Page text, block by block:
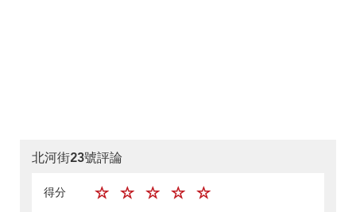
北河街23號評論
得分